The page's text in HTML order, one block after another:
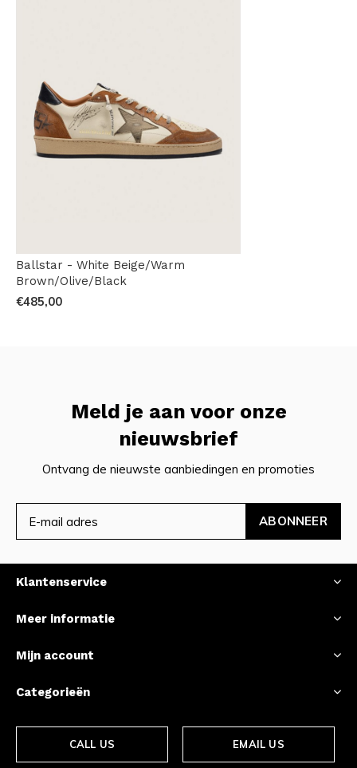
Ballstar - White Beige/Warm
Brown/Olive/Black
€485,00
Meld je aan voor onze
nieuwsbrief
Ontvang de nieuwste aanbiedingen en promoties
ABONNEER
Klantenservice
Meer informatie
Mijn account
Categorieën
CALL US EMAIL US